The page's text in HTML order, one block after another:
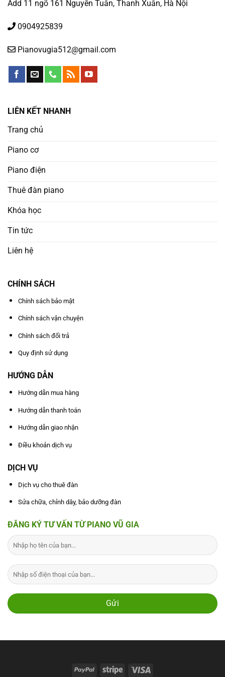
Add 11 ngõ 161 Nguyễn Tuân, Thanh Xuân, Hà Nội
0904925839
Pianovugia512@gmail.com
LIÊN KẾT NHANH
Trang chủ
Piano cơ
Piano điện
Thuê đàn piano
Khóa học
Tin tức
Liên hệ
CHÍNH SÁCH
Chính sách bảo mật
Chính sách vận chuyện
Chính sách đổi trả
Quy định sử dụng
HƯỚNG DẪN
Hướng dẫn mua hàng
Hướng dẫn thanh toán
Hướng dẫn giao nhận
Điều khoản dịch vụ
DỊCH VỤ
Dịch vụ cho thuê đàn
Sửa chữa, chỉnh dây, bảo dưỡng đàn
ĐĂNG KÝ TƯ VẤN TỪ PIANO VŨ GIA